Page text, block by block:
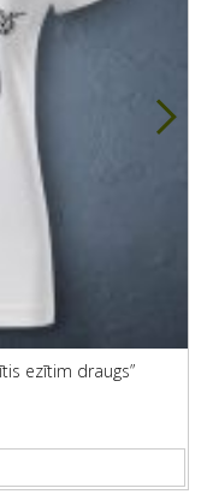
may be chosen
ezītim draugs”